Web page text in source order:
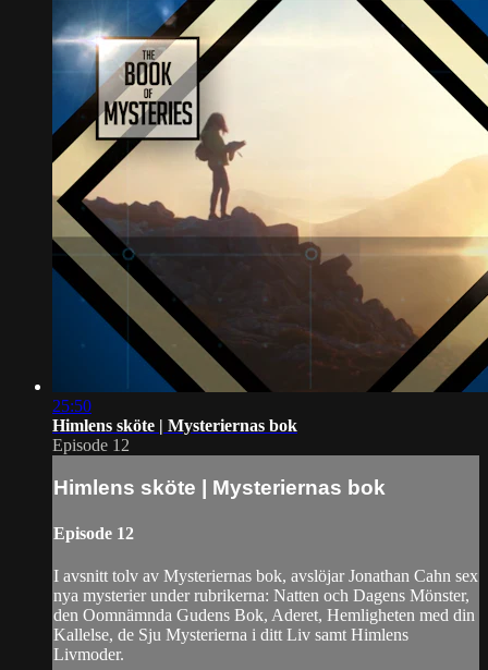
25:50
Himlens sköte | Mysteriernas bok
Episode 12
Himlens sköte | Mysteriernas bok
Episode 12
I avsnitt tolv av Mysteriernas bok, avslöjar Jonathan Cahn sex
nya mysterier under rubrikerna: Natten och Dagens Mönster,
den Oomnämnda Gudens Bok, Aderet, Hemligheten med din
Kallelse, de Sju Mysterierna i ditt Liv samt Himlens
Livmoder.